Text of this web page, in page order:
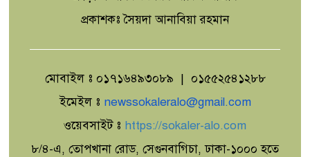
প্রকাশকঃ সৈয়দা আনাবিয়া রহমান
মোবাইল ঃ ০১৭১৬৪৯৩০৮৯ | ০১৫৫২৫৪১২৮৮
ইমেইল ঃ newssokaleralo@gmail.com
ওয়েবসাইট ঃ https://sokaler-alo.com
৮/৪-এ, তোপখানা রোড, সেগুনবাগিচা, ঢাকা-১০০০ হতে